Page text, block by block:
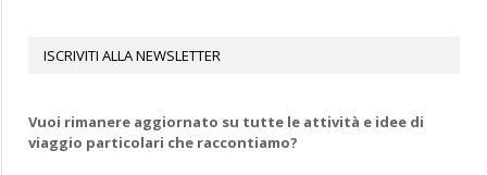
ISCRIVITI ALLA NEWSLETTER
Vuoi rimanere aggiornato su tutte le attività e idee di
viaggio particolari che raccontiamo?